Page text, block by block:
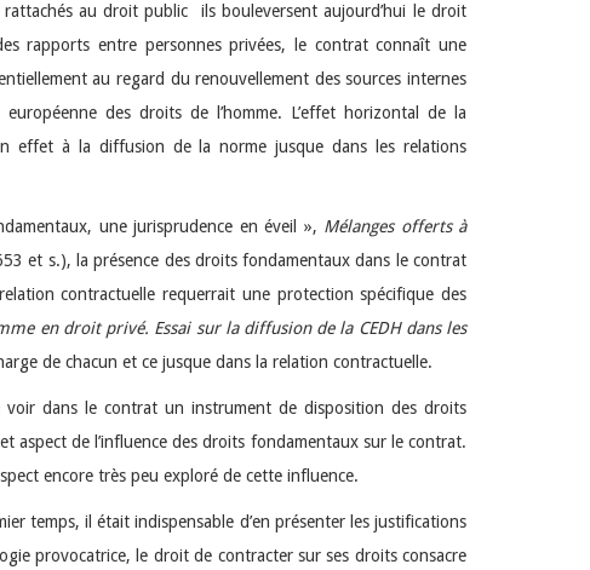
au droit public ils bouleversent aujourd’hui le droit
rapports entre personnes privées, le contrat connaît une
au regard du renouvellement des sources internes
des droits de l’homme. L’effet horizontal de la
effet à la diffusion de la norme jusque dans les relations
une jurisprudence en éveil », Mélanges offerts à
et s.), la présence des droits fondamentaux dans le contrat
contractuelle requerrait une protection spécifique des
en droit privé. Essai sur la diffusion de la CEDH dans les
de chacun et ce jusque dans la relation contractuelle.
dans le contrat un instrument de disposition des droits
aspect de l’influence des droits fondamentaux sur le contrat.
encore très peu exploré de cette influence.
temps, il était indispensable d’en présenter les justifications
provocatrice, le droit de contracter sur ses droits consacre